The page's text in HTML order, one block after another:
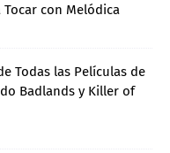
Tocar con Melódica
Todas las Películas de
Badlands y Killer of